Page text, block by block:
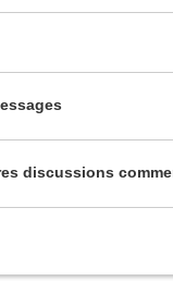
discussions